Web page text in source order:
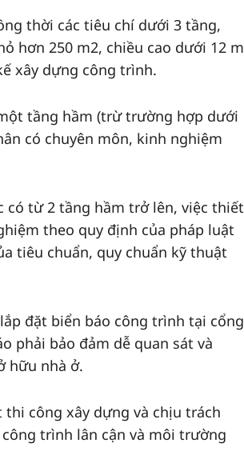
thời các tiêu chí dưới 3 tầng,
hơn 250 m2, chiều cao dưới 12 m
xây dựng công trình.
tầng hầm (trừ trường hợp dưới
có chuyên môn, kinh nghiệm
từ 2 tầng hầm trở lên, việc thiết
theo quy định của pháp luật
tiêu chuẩn, quy chuẩn kỹ thuật
đặt biển báo công trình tại cổng
phải bảo đảm dễ quan sát và
hữu nhà ở.
công xây dựng và chịu trách
trình lân cận và môi trường